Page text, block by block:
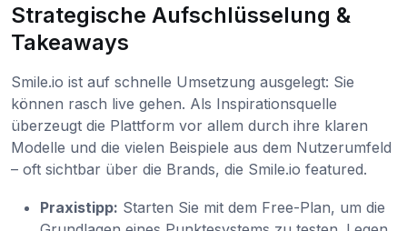
Strategische Aufschlüsselung &
Takeaways
Smile.io ist auf schnelle Umsetzung ausgelegt: Sie
können rasch live gehen. Als Inspirationsquelle
überzeugt die Plattform vor allem durch ihre klaren
Modelle und die vielen Beispiele aus dem Nutzerumfeld
– oft sichtbar über die Brands, die Smile.io featured.
Praxistipp: Starten Sie mit dem Free-Plan, um die